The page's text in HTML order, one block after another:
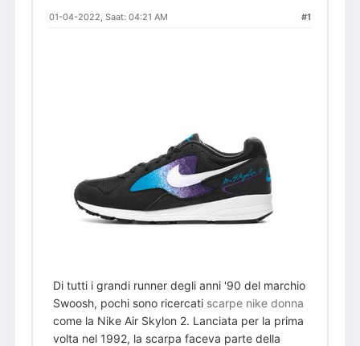
#1
01-04-2022, Saat: 04:21 AM
Di tutti i grandi runner degli anni '90 del marchio
Swoosh, pochi sono ricercati scarpe nike donna
come la Nike Air Skylon 2. Lanciata per la prima
volta nel 1992, la scarpa faceva parte della